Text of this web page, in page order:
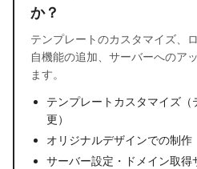
か？
テンプレートのカスタマイズ、
自機能の追加、サーバーへのア
ます。
テンプレートカスタマイズ
更）
オリジナルデザインでの制作
サーバー設定・ドメイン取得